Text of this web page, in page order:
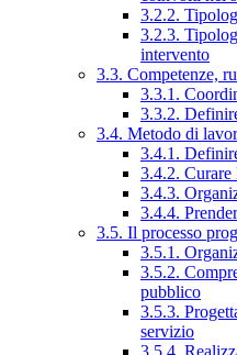
3.2.2.
3.2.3.
intervento
3.3. Competenze,
3.3.1.
3.3.2.
3.4. Metodo di
3.4.1.
3.4.2. Curare
3.4.3.
3.4.4.
3.5. Il processo
3.5.1.
3.5.2.
pubblico
3.5.3.
servizio
3.5.4.